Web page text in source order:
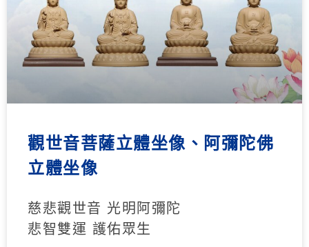
觀世音菩薩立體坐像、阿彌陀佛
立體坐像
慈悲觀世音 光明阿彌陀
悲智雙運 護佑眾生